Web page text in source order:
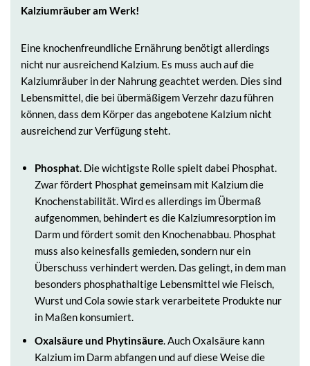
Kalziumräuber am Werk!
Eine knochenfreundliche Ernährung benötigt allerdings
nicht nur ausreichend Kalzium. Es muss auch auf die
Kalziumräuber in der Nahrung geachtet werden. Dies sind
Lebensmittel, die bei übermäßigem Verzehr dazu führen
können, dass dem Körper das angebotene Kalzium nicht
ausreichend zur Verfügung steht.
Phosphat. Die wichtigste Rolle spielt dabei Phosphat.
Zwar fördert Phosphat gemeinsam mit Kalzium die
Knochenstabilität. Wird es allerdings im Übermaß
aufgenommen, behindert es die Kalziumresorption im
Darm und fördert somit den Knochenabbau. Phosphat
muss also keinesfalls gemieden, sondern nur ein
Überschuss verhindert werden. Das gelingt, in dem man
besonders phosphathaltige Lebensmittel wie Fleisch,
Wurst und Cola sowie stark verarbeitete Produkte nur
in Maßen konsumiert.
Oxalsäure und Phytinsäure. Auch Oxalsäure kann
Kalzium im Darm abfangen und auf diese Weise die